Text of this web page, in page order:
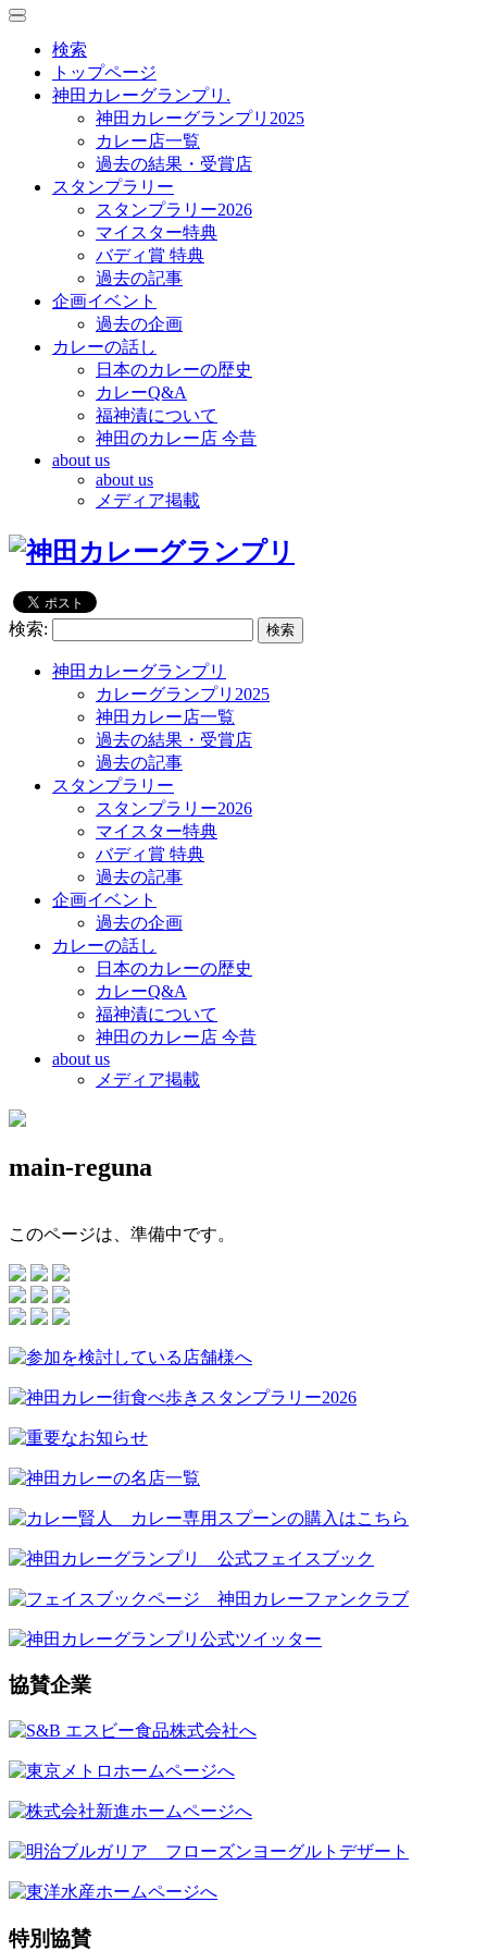
toggle
toggle
navigation
検索
トップページ
神田カレーグランプリ.
神田カレーグランプリ2025
カレー店一覧
過去の結果・受賞店
スタンプラリー
スタンプラリー2026
マイスター特典
バディ賞 特典
過去の記事
企画イベント
過去の企画
カレーの話し
日本のカレーの歴史
カレーQ&A
福神漬について
神田のカレー店 今昔
about us
about us
メディア掲載
検索:
神田カレーグランプリ
カレーグランプリ2025
神田カレー店一覧
過去の結果・受賞店
過去の記事
スタンプラリー
スタンプラリー2026
マイスター特典
バディ賞 特典
過去の記事
企画イベント
過去の企画
カレーの話し
日本のカレーの歴史
カレーQ&A
福神漬について
神田のカレー店 今昔
about us
メディア掲載
main-reguna
このページは、準備中です。
協賛企業
特別協賛